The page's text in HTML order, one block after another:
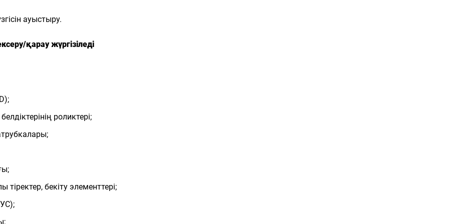
ауыстыру.
қарау жүргізіледі
роликтері;
бекіту элементтері;